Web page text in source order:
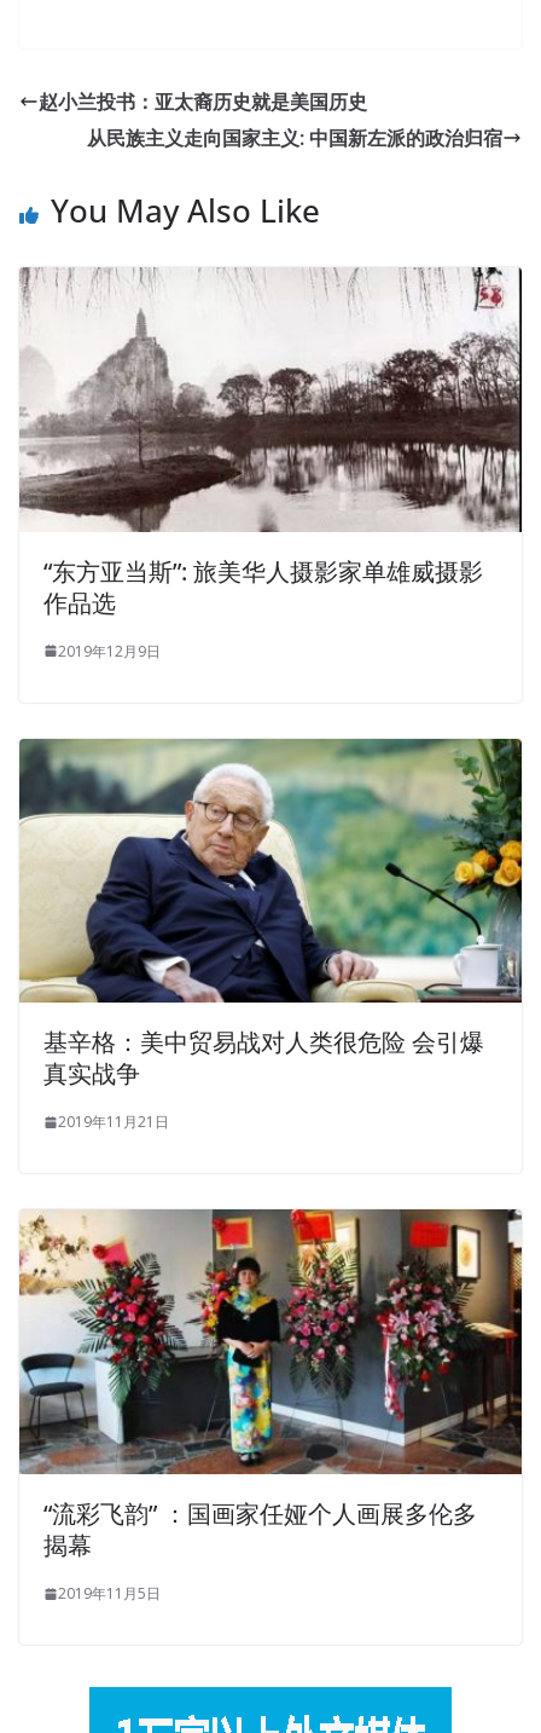
赵小兰投书：亚太裔历史就是美国历史
从民族主义走向国家主义: 中国新左派的政治归宿
You May Also Like
“东方亚当斯”: 旅美华人摄影家单雄威摄影
作品选
2019年12月9日
基辛格：美中贸易战对人类很危险 会引爆
真实战争
2019年11月21日
“流彩飞韵” ：国画家任娅个人画展多伦多
揭幕
2019年11月5日